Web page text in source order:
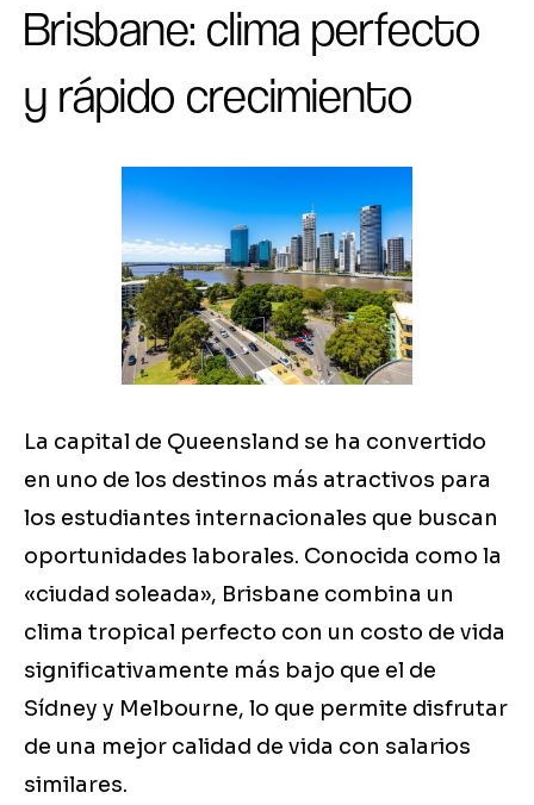
Brisbane: clima perfecto
y rápido crecimiento
La capital de Queensland se ha convertido
en uno de los destinos más atractivos para
los estudiantes internacionales que buscan
oportunidades laborales. Conocida como la
«ciudad soleada», Brisbane combina un
clima tropical perfecto con un costo de vida
significativamente más bajo que el de
Sídney y Melbourne, lo que permite disfrutar
de una mejor calidad de vida con salarios
similares.